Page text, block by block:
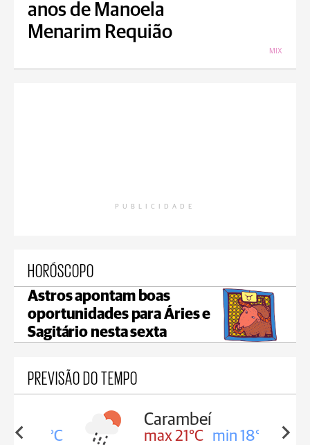
anos de Manoela
Menarim Requião
MIX
PUBLICIDADE
HORÓSCOPO
Astros apontam boas
oportunidades para Áries e
Sagitário nesta sexta
PREVISÃO DO TEMPO
18°C
Carambeí
max 21°C min 18°C